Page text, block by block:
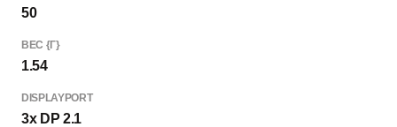
50
ВЕС {Г}
1.54
DISPLAYPORT
3x DP 2.1